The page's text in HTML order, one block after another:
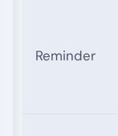
Reminder